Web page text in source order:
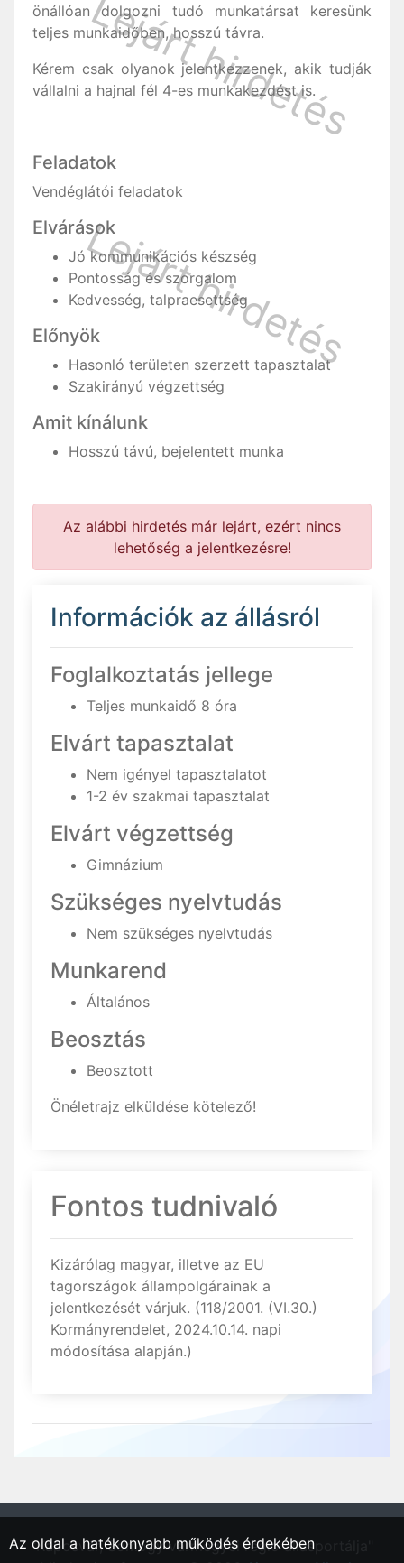
önállóan dolgozni tudó munkatársat keresünk
teljes munkaidőben, hosszú távra.
Kérem csak olyanok jelentkezzenek, akik tudják
vállalni a hajnal fél 4-es munkakezdést is.
Feladatok
Vendéglátói feladatok
Elvárások
Jó kommunikációs készség
Pontosság és szorgalom
Kedvesség, talpraesettség
Előnyök
Hasonló területen szerzett tapasztalat
Szakirányú végzettség
Amit kínálunk
Hosszú távú, bejelentett munka
Az alábbi hirdetés már lejárt, ezért nincs
lehetőség a jelentkezésre!
Információk az állásról
Foglalkoztatás jellege
Teljes munkaidő 8 óra
Elvárt tapasztalat
Nem igényel tapasztalatot
1-2 év szakmai tapasztalat
Elvárt végzettség
Gimnázium
Szükséges nyelvtudás
Nem szükséges nyelvtudás
Munkarend
Általános
Beosztás
Beosztott
Önéletrajz elküldése kötelező!
Fontos tudnivaló
Kizárólag magyar, illetve az EU
tagországok állampolgárainak a
jelentkezését várjuk. (118/2001. (VI.30.)
Kormányrendelet, 2024.10.14. napi
módosítása alapján.)
"Kaposvár, Somogy vármegyei régió állásportálja"
Az oldal a hatékonyabb működés érdekében